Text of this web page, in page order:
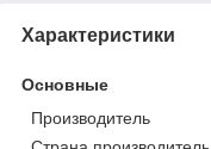
Характеристики
Основные
Производитель